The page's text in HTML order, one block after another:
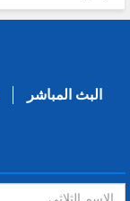
البث المباشر